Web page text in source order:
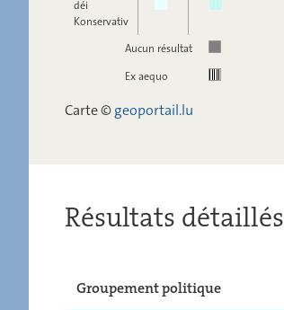
déi
Konservativ
Aucun résultat
Ex aequo
Carte ©geoportail.lu
Résultats détaillés
Groupement politique